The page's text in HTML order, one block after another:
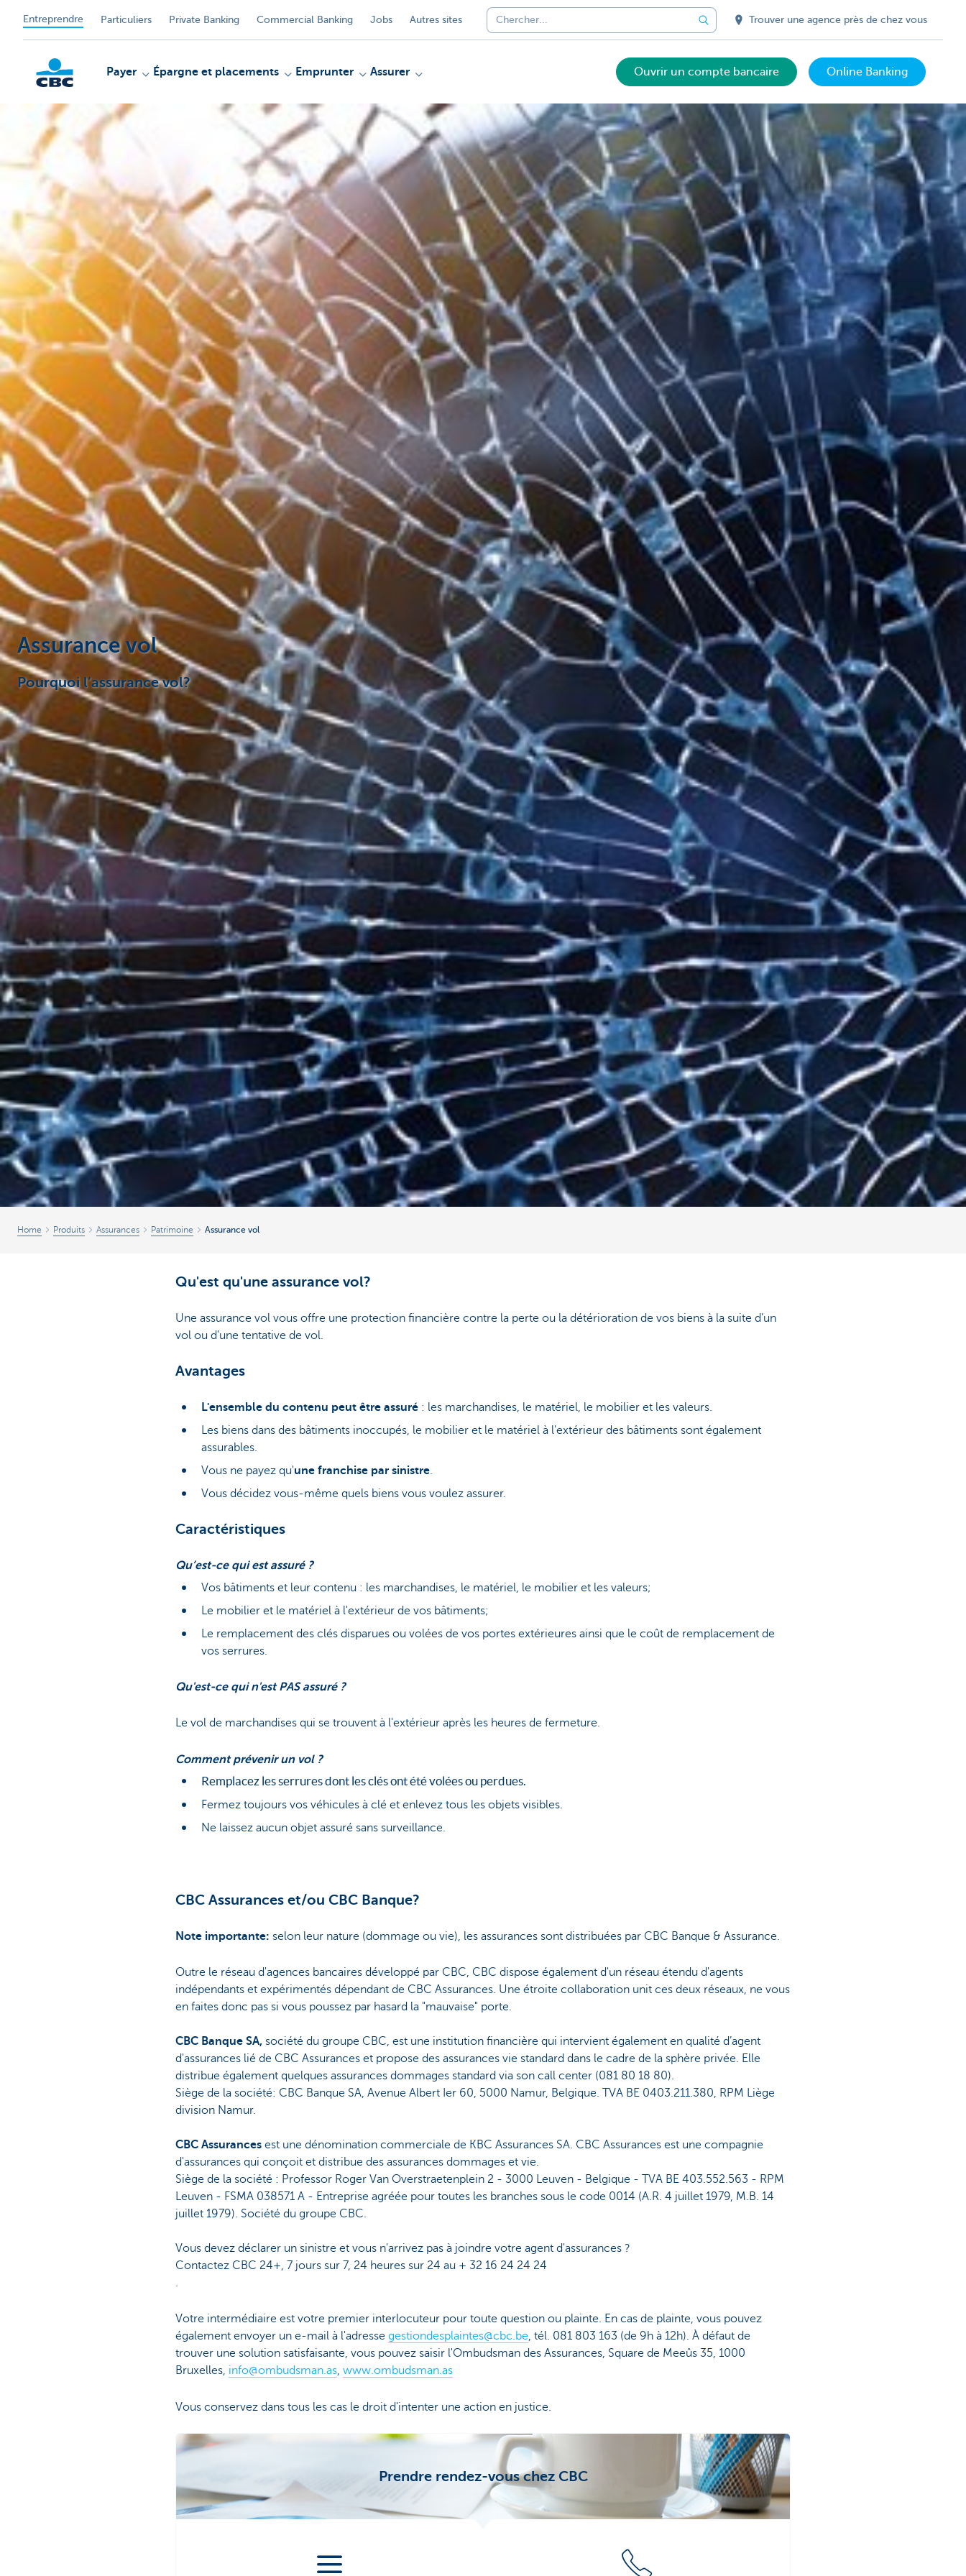
Entreprendre Particuliers Private Banking Commercial Banking Jobs Autres sites Trouver une agence près de chez vous
KBC
Entrepreneurs
Payer Épargne et placements Emprunter Assurer Ouvrir un compte bancaire Online Banking
Assurance vol
Pourquoi l’assurance vol?
Home Produits Assurances Patrimoine Assurance vol
Qu'est qu'une assurance vol?
Une assurance vol vous offre une protection financière contre la perte ou la détérioration de vos biens à la suite d’un
vol ou d’une tentative de vol.
Avantages
L'ensemble du contenu peut être assuré : les marchandises, le matériel, le mobilier et les valeurs.
Les biens dans des bâtiments inoccupés, le mobilier et le matériel à l'extérieur des bâtiments sont également
assurables.
Vous ne payez qu'une franchise par sinistre.
Vous décidez vous-même quels biens vous voulez assurer.
Caractéristiques
Qu’est-ce qui est assuré ?
Vos bâtiments et leur contenu : les marchandises, le matériel, le mobilier et les valeurs;
Le mobilier et le matériel à l'extérieur de vos bâtiments;
Le remplacement des clés disparues ou volées de vos portes extérieures ainsi que le coût de remplacement de
vos serrures.
Qu'est-ce qui n'est PAS assuré ?
Le vol de marchandises qui se trouvent à l'extérieur après les heures de fermeture.
Comment prévenir un vol ?
Remplacez les serrures dont les clés ont été volées ou perdues.
Fermez toujours vos véhicules à clé et enlevez tous les objets visibles.
Ne laissez aucun objet assuré sans surveillance.
CBC Assurances et/ou CBC Banque?
Note importante: selon leur nature (dommage ou vie), les assurances sont distribuées par CBC Banque & Assurance.
Outre le réseau d'agences bancaires développé par CBC, CBC dispose également d'un réseau étendu d'agents
indépendants et expérimentés dépendant de CBC Assurances. Une étroite collaboration unit ces deux réseaux, ne vous
en faites donc pas si vous poussez par hasard la "mauvaise" porte.
CBC Banque SA, société du groupe CBC, est une institution financière qui intervient également en qualité d’agent
d'assurances lié de CBC Assurances et propose des assurances vie standard dans le cadre de la sphère privée. Elle
distribue également quelques assurances dommages standard via son call center (081 80 18 80).
Siège de la société: CBC Banque SA, Avenue Albert Ier 60, 5000 Namur, Belgique. TVA BE 0403.211.380, RPM Liège
division Namur.
CBC Assurances est une dénomination commerciale de KBC Assurances SA. CBC Assurances est une compagnie
d'assurances qui conçoit et distribue des assurances dommages et vie.
Siège de la société : Professor Roger Van Overstraetenplein 2 - 3000 Leuven - Belgique - TVA BE 403.552.563 - RPM
Leuven - FSMA 038571 A - Entreprise agréée pour toutes les branches sous le code 0014 (A.R. 4 juillet 1979, M.B. 14
juillet 1979). Société du groupe CBC.
Vous devez déclarer un sinistre et vous n'arrivez pas à joindre votre agent d'assurances ?
Contactez CBC 24+, 7 jours sur 7, 24 heures sur 24 au + 32 16 24 24 24
.
Votre intermédiaire est votre premier interlocuteur pour toute question ou plainte. En cas de plainte, vous pouvez
également envoyer un e-mail à l'adresse gestiondesplaintes@cbc.be, tél. 081 803 163 (de 9h à 12h). À défaut de
trouver une solution satisfaisante, vous pouvez saisir l'Ombudsman des Assurances, Square de Meeûs 35, 1000
Bruxelles, info@ombudsman.as, www.ombudsman.as
Vous conservez dans tous les cas le droit d'intenter une action en justice.
Prendre rendez-vous chez CBC